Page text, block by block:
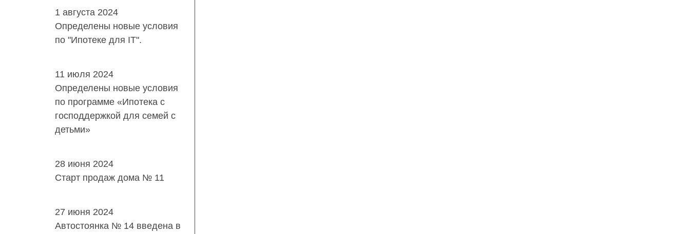
1 августа 2024
Определены новые условия
по "Ипотеке для IT".
11 июля 2024
Определены новые условия
по программе «Ипотека с
господдержкой для семей с
детьми»
28 июня 2024
Старт продаж дома № 11
27 июня 2024
Автостоянка № 14 введена в